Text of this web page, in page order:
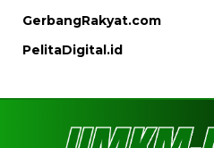
GerbangRakyat.com
PelitaDigital.id